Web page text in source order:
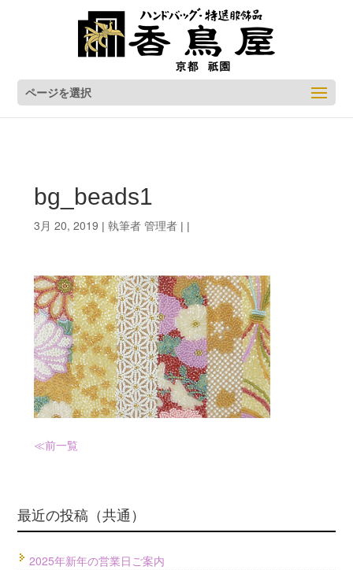
ページを選択
bg_beads1
3月 20, 2019 | 執筆者 管理者| |
≪前一覧
最近の投稿（共通）
2025年新年の営業日ご案内